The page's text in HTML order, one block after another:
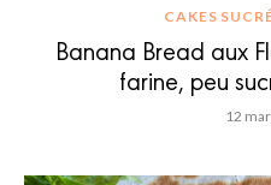
CAKES
Banana Bread aux
farine, peu
12